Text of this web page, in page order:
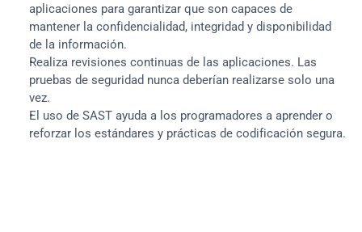
aplicaciones para garantizar que son capaces de
mantener la confidencialidad, integridad y disponibilidad
de la información.
Realiza revisiones continuas de las aplicaciones. Las
pruebas de seguridad nunca deberían realizarse solo una
vez.
El uso de SAST ayuda a los programadores a aprender o
reforzar los estándares y prácticas de codificación segura.